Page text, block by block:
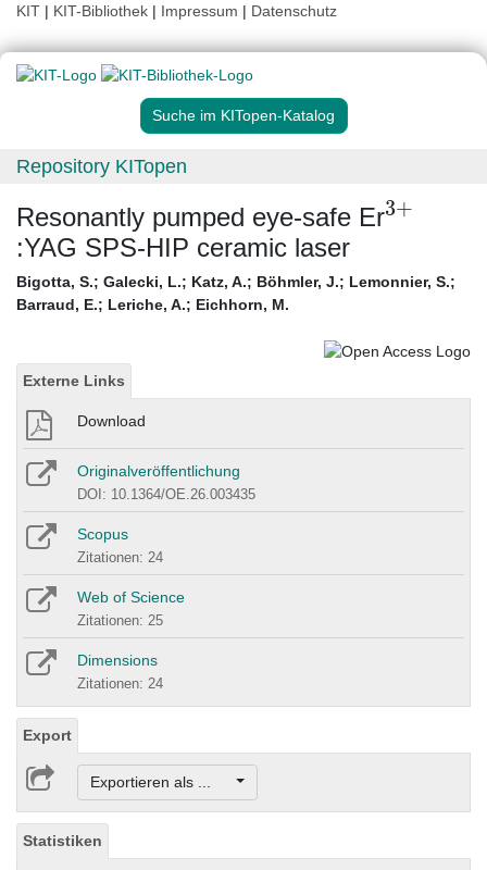
KIT | KIT-Bibliothek | Impressum | Datenschutz
Suche im KITopen-Katalog
Repository KITopen
Resonantly pumped eye-safe Er
3 +
:YAG SPS-HIP ceramic laser
Bigotta, S.; Galecki, L.; Katz, A.; Böhmler, J.; Lemonnier, S.;
Barraud, E.; Leriche, A.; Eichhorn, M.
Externe Links
Download
Originalveröffentlichung
DOI: 10.1364/OE.26.003435
Scopus
Zitationen: 24
Web of Science
Zitationen: 25
Dimensions
Zitationen: 24
Export
Exportieren als ...
Statistiken